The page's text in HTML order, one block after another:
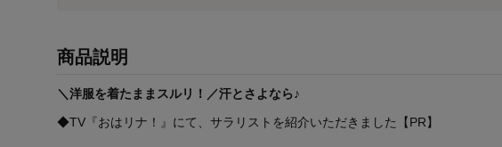
商品説明
＼洋服を着たままスルリ！／汗とさよなら♪
◆TV『おはリナ！』にて、サラリストを紹介いただきました【PR】